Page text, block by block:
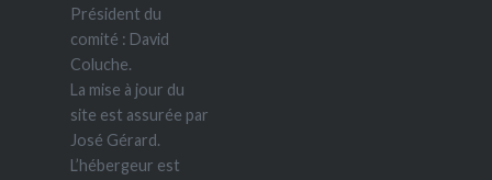
Président du
comité : David
Coluche.
La mise à jour du
site est assurée par
José Gérard.
L’hébergeur est